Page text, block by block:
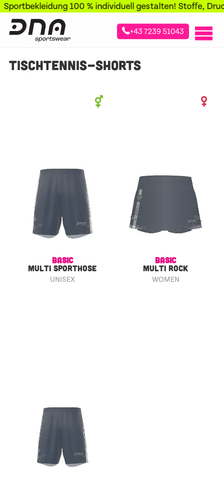
100 % individuell gestalten! Stoffe,
+43 7239 51043
»
TISCHTENNIS-SHORTS
BASIC
MULTI SPORTHOSE
UNISEX
BASIC
MULTI ROCK
WOMEN